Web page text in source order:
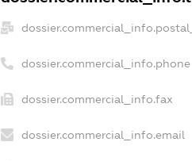
dossier.commercial_info.phone
dossier.commercial_info.fax
dossier.commercial_info.email